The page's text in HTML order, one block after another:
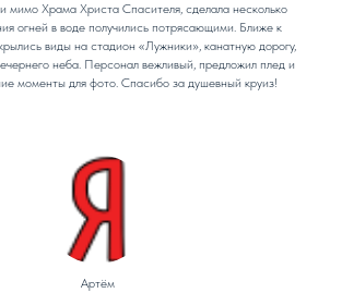
мимо Храма Христа Спасителя, сделала несколько
огней в воде получились потрясающими. Ближе к
виды на стадион «Лужники», канатную дорогу,
неба. Персонал вежливый, предложил плед и
моменты для фото. Спасибо за душевный круиз!
Артём